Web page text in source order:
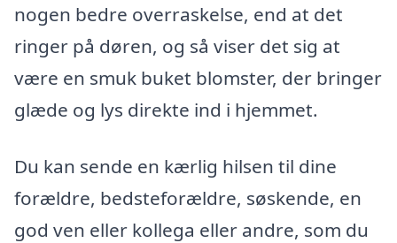
nogen bedre overraskelse, end at det
ringer på døren, og så viser det sig at
være en smuk buket blomster, der bringer
glæde og lys direkte ind i hjemmet.
Du kan sende en kærlig hilsen til dine
forældre, bedsteforældre, søskende, en
god ven eller kollega eller andre, som du